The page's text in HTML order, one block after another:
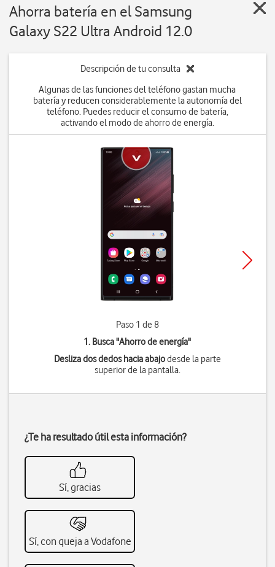
Ahorra batería en el Samsung
Galaxy S22 Ultra Android 12.0
Descripción de tu consulta
Algunas de las funciones del teléfono gastan mucha
batería y reducen considerablemente la autonomía del
teléfono. Puedes reducir el consumo de batería,
activando el modo de ahorro de energía.
Paso 1 de 8
1. Busca "Ahorro de energía"
Desliza dos dedos hacia abajodesde la parte
superior de la pantalla.
¿Te ha resultado útil esta información?
Sí, gracias
Sí, con queja a Vodafone